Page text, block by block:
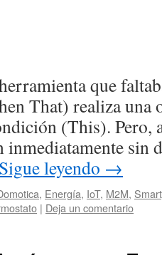
que
That) realiza una
(This). Pero,
inmediatamente sin
Sigue leyendo →
, Energía, IoT, M2M,
| Deja un comentario